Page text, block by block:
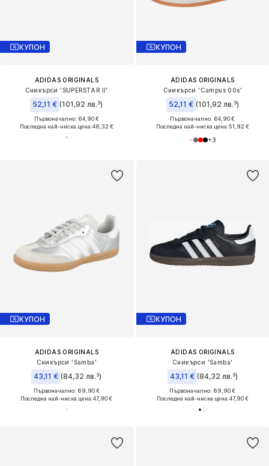
КУПОН
ADIDAS ORIGINALS
Сникърси 'SUPERSTAR II'
52,11 € (101,92 лв.³)
Първоначално: 64,90 €
Последна най-ниска цена:46,32 €
КУПОН
ADIDAS ORIGINALS
Сникърси 'Campus 00s'
52,11 € (101,92 лв.³)
Първоначално: 64,90 €
Последна най-ниска цена:51,92 €
+3
КУПОН
ADIDAS ORIGINALS
Сникърси 'Samba'
43,11 € (84,32 лв.³)
Първоначално: 69,90 €
Последна най-ниска цена:47,90 €
КУПОН
ADIDAS ORIGINALS
Сникърси 'Samba'
43,11 € (84,32 лв.³)
Първоначално: 69,90 €
Последна най-ниска цена:47,90 €